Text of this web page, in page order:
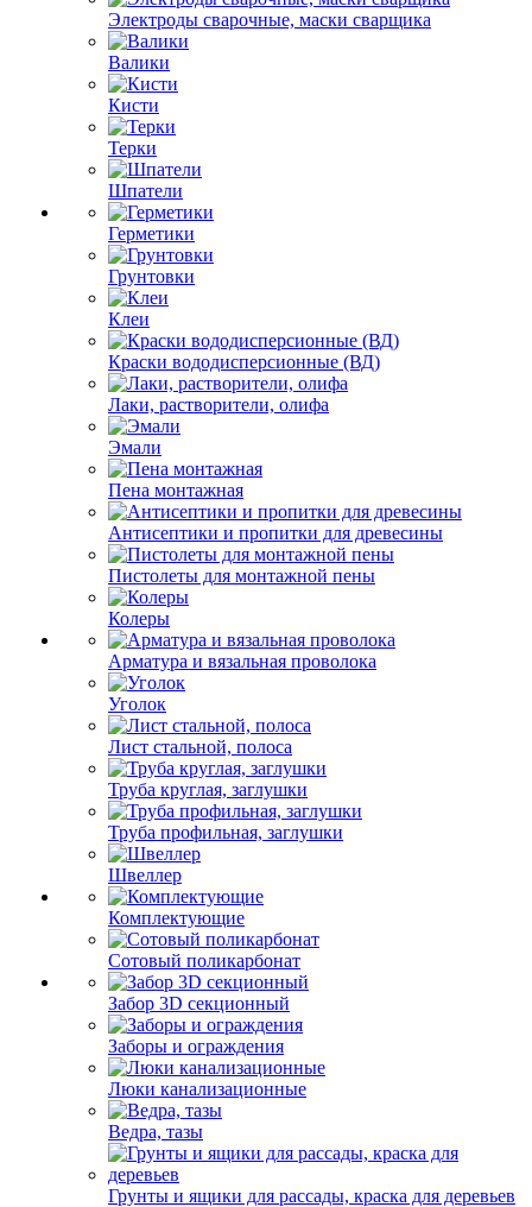
Электроды сварочные, маски сварщика
Валики
Кисти
Терки
Шпатели
Герметики
Грунтовки
Клеи
Краски вододисперсионные (ВД)
Лаки, растворители, олифа
Эмали
Пена монтажная
Антисептики и пропитки для древесины
Пистолеты для монтажной пены
Колеры
Арматура и вязальная проволока
Уголок
Лист стальной, полоса
Труба круглая, заглушки
Труба профильная, заглушки
Швеллер
Комплектующие
Сотовый поликарбонат
Забор 3D секционный
Заборы и ограждения
Люки канализационные
Ведра, тазы
Грунты и ящики для рассады, краска для деревьев